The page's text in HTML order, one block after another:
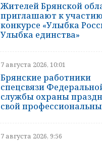
Жителей Брянской
приглашают к
конкурсе «Улыбка
Улыбка единства»
7 августа 2026, 10:01
Брянские работники
спецсвязи
службы охраны
свой
7 августа 2026, 9:56